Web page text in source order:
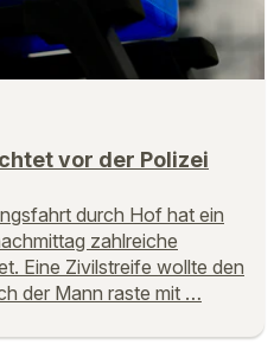
vor der Polizei
durch Hof hat ein
zahlreiche
Eine Zivilstreife wollte den
der Mann raste mit …